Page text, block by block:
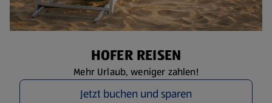
HOFER REISEN
Mehr Urlaub, weniger zahlen!
Jetzt buchen und sparen